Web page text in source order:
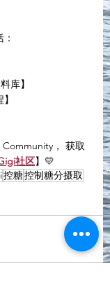
库】
， 获取
社区】💛
控糖控制糖分摄取